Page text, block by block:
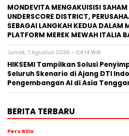
MONDEVITA MENGAKUISISI
UNDERSCORE DISTRICT,
SEBAGAI LANGKAH KEDUA DALAM
PLATFORM MEREK MEWAH ITALIA
Jumat, 7 Agustus 2026 - 04:14 WIB
HIKSEMI Tampilkan Solusi
Seluruh Skenario di Ajang DTI
Pengembangan AI di Asia
BERITA TERBARU
Pers Rilis